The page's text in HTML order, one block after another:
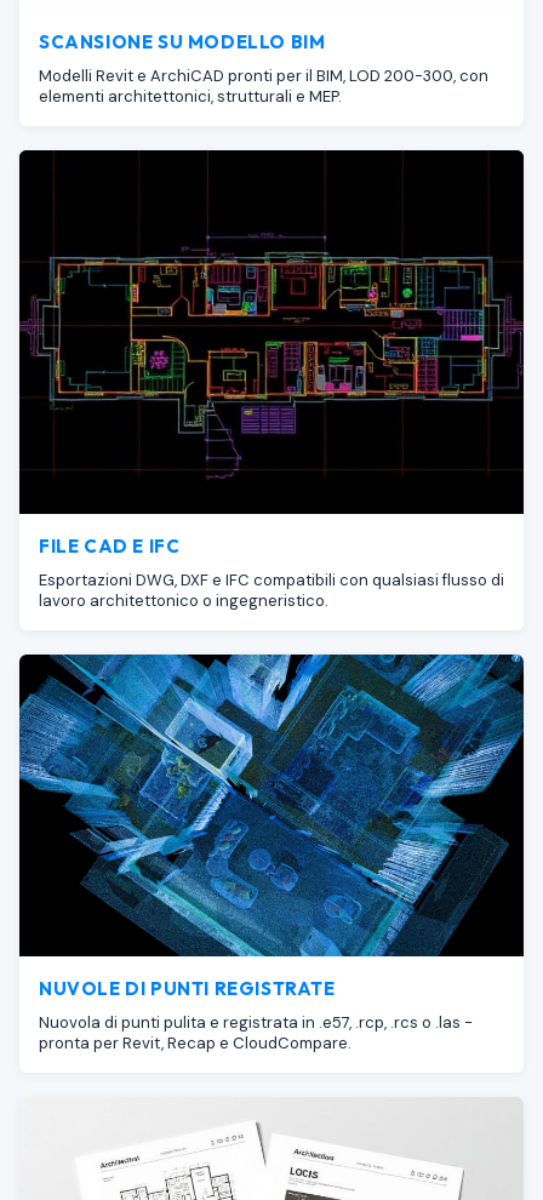
SCANSIONE SU MODELLO BIM
Modelli Revit e ArchiCAD pronti per il BIM, LOD 200-300, con
elementi architettonici, strutturali e MEP.
FILE CAD E IFC
Esportazioni DWG, DXF e IFC compatibili con qualsiasi flusso di
lavoro architettonico o ingegneristico.
NUVOLE DI PUNTI REGISTRATE
Nuovola di punti pulita e registrata in .e57, .rcp, .rcs o .las -
pronta per Revit, Recap e CloudCompare.